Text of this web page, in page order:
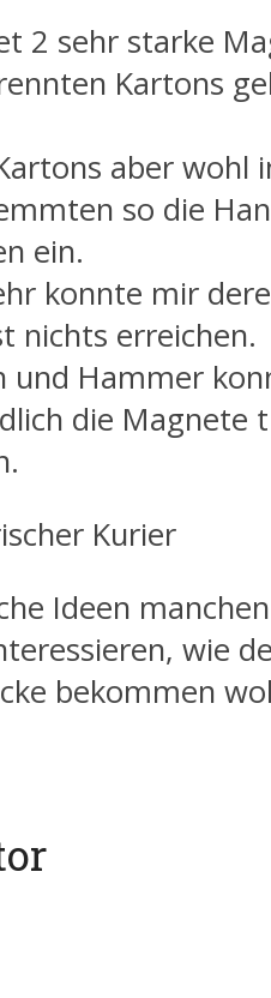
2 sehr starke
Kartons
aber wohl
so die
ein.
konnte mir
nichts erreichen.
und Hammer
die Magnete
Kurier
Ideen
wie
bekommen